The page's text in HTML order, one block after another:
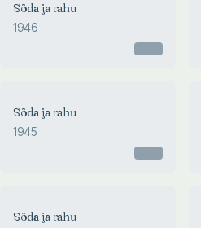
Sõda ja rahu
1946
Sõda ja rahu
1945
Sõda ja rahu